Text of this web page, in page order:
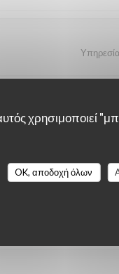
χρησιμοποιεί
OK, αποδοχή όλων
Υπηρεσία
surprise, le filet